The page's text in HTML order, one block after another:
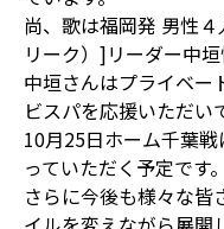
尚、歌は福岡発 男性
リーク）]リーダー中
中垣さんはプライベー
ビスパを応援いただい
10月25日ホーム千葉
っていただく予定です。
さらに今後も様々な皆